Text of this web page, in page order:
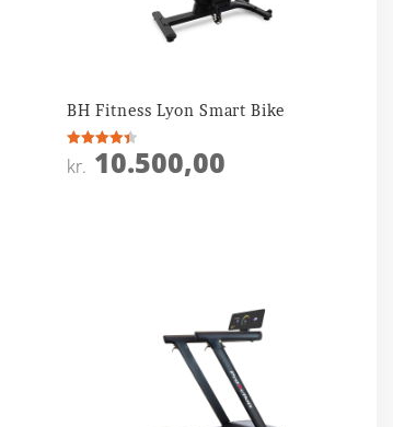
BH Fitness Lyon Smart Bike
Vurderet
4.4
kr. 10.500,00